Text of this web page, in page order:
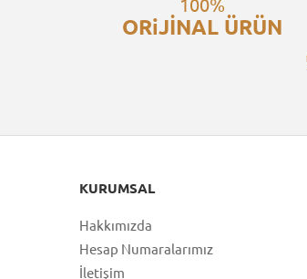
100%
ORiJİNAL ÜRÜN
KURUMSAL
Hakkımızda
Hesap Numaralarımız
İletişim